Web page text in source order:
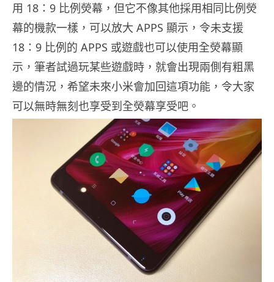
用 18：9 比例熒幕，但它不像其他採用相同比例熒
幕的機款一樣，可以放大 APPS 顯示，令未支援
18：9 比例的 APPS 或遊戲也可以使用全熒幕顯
示，筆者試過玩某些遊戲時，就會出現兩側有粗黑
邊的情況，希望未來小米會加回這項功能，令大家
可以無時無刻也享受到全熒幕享受吧。